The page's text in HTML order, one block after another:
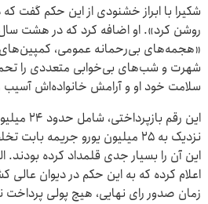
شکیرا با ابراز خشنودی از این حکم گفت که
روشن کرد». او اضافه کرد که در هشت
«هجمه‌های بی‌رحمانه عمومی، کمپین‌های
شهرت و شب‌های بی‌خوابی متعددی را
سلامت خود او و آرامش خانواده‌اش
این رقم
نزدیک به ۲۵ میلیون یورو جریمه
این آن را بسیار جدی قلمداد کرده بودند.
اعلام کرده که به این حکم در دیوان عالی
زمان صدور رای نهایی، هیچ پولی